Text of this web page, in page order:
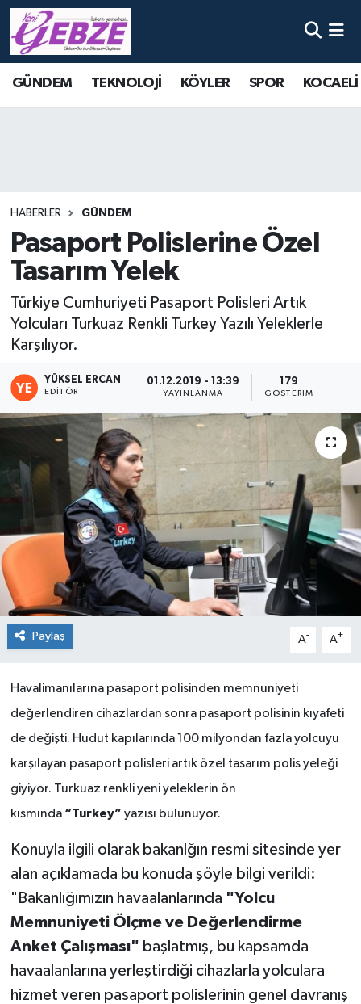
GÜNDEM TEKNOLOJİ KÖYLER SPOR
HABERLER GÜNDEM
Pasaport Polislerine Özel
Tasarım Yelek
Türkiye Cumhuriyeti Pasaport Polisleri Artık
Yolcuları Turkuaz Renkli Turkey Yazılı Yeleklerle
Karşılıyor.
YÜKSEL ERCAN
EDITÖR
01.12.2019 - 13:39
YAYINLANMA
179
GÖSTERIM
Paylaş A- A+
Havalimanılarına pasaport polisinden memnuniyeti
değerlendiren cihazlardan sonra pasaport polisinin kıyafeti
de değişti. Hudut kapılarında 100 milyondan fazla yolcuyu
karşılayan pasaport polisleri artık özel tasarım polis yeleği
giyiyor. Turkuaz renkli yeni yeleklerin ön
kısmında “Turkey” yazısı bulunuyor.
Konuyla ilgili olarak bakanlğın resmi sitesinde yer
alan açıklamada bu konuda şöyle bilgi verildi:
"Bakanlığımızın havaalanlarında "Yolcu
Memnuniyeti Ölçme ve Değerlendirme
Anket Çalışması" başlatmış, bu kapsamda
havaalanlarına yerleştirdiği cihazlarla yolculara
hizmet veren pasaport polislerinin genel davranış
Nöbetçi Eczaneler
Tüm Manşetler
Son Dakika Haberleri
Haber Arşivi